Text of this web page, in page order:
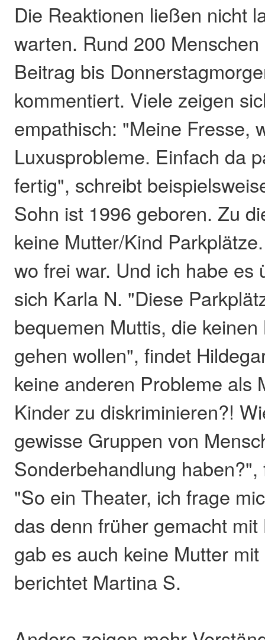
Die Reaktionen ließen nicht
warten. Rund 200
Beitrag bis
kommentiert. Viele zeigen
empathisch: "Meine Fresse,
Luxusprobleme. Einfach da
fertig", schreibt
Sohn ist 1996 geboren. Zu
keine Mutter/Kind
wo frei war. Und ich habe es
sich Karla N. "Diese
bequemen Muttis, die
gehen wollen", findet
keine anderen Probleme als
Kinder zu diskriminieren?!
gewisse Gruppen von
Sonderbehandlung
"So ein Theater, ich frage
das denn früher gemacht
gab es auch keine Mutter
berichtet Martina S.